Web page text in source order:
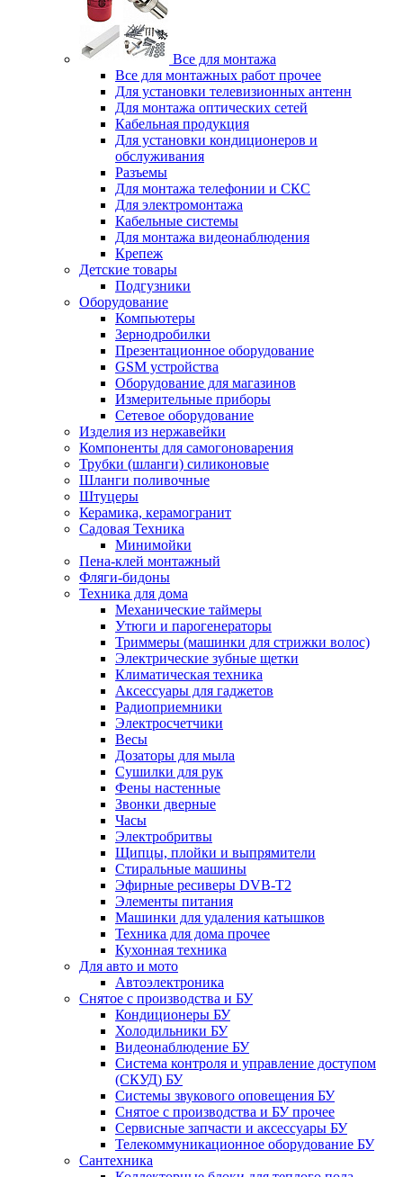
Все для монтажа
Все для монтажных работ прочее
Для установки телевизионных антенн
Для монтажа оптических сетей
Кабельная продукция
Для установки кондиционеров и
обслуживания
Разъемы
Для монтажа телефонии и СКС
Для электромонтажа
Кабельные системы
Для монтажа видеонаблюдения
Крепеж
Детские товары
Подгузники
Оборудование
Компьютеры
Зернодробилки
Презентационное оборудование
GSM устройства
Оборудование для магазинов
Измерительные приборы
Сетевое оборудование
Изделия из нержавейки
Компоненты для самогоноварения
Трубки (шланги) силиконовые
Шланги поливочные
Штуцеры
Керамика, керамогранит
Садовая Техника
Минимойки
Пена-клей монтажный
Фляги-бидоны
Техника для дома
Механические таймеры
Утюги и парогенераторы
Триммеры (машинки для стрижки волос)
Электрические зубные щетки
Климатическая техника
Аксессуары для гаджетов
Радиоприемники
Электросчетчики
Весы
Дозаторы для мыла
Сушилки для рук
Фены настенные
Звонки дверные
Часы
Электробритвы
Щипцы, плойки и выпрямители
Стиральные машины
Эфирные ресиверы DVB-T2
Элементы питания
Машинки для удаления катышков
Техника для дома прочее
Кухонная техника
Для авто и мото
Автоэлектроника
Снятое с производства и БУ
Кондиционеры БУ
Холодильники БУ
Видеонаблюдение БУ
Система контроля и управление доступом
(СКУД) БУ
Системы звукового оповещения БУ
Снятое с производства и БУ прочее
Сервисные запчасти и аксессуары БУ
Телекоммуникационное оборудование БУ
Сантехника